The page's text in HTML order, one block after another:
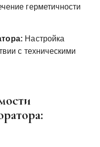
герметичности
Настройка
с техническими